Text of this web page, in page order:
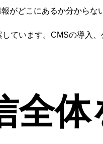
がどこにあるか分からな
ています。CMSの導入、
全